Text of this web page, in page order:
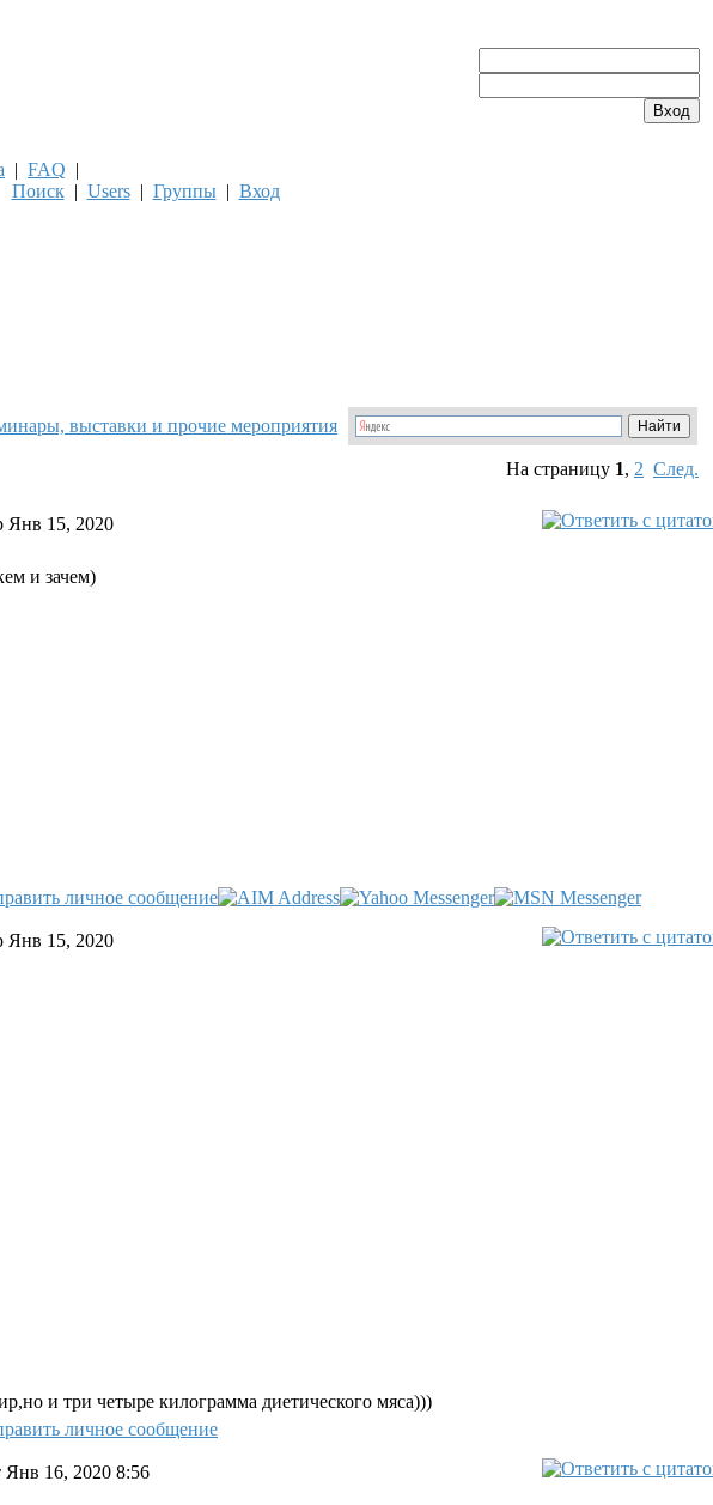
| FAQ |
Поиск| Users| Группы| Вход
выставки и прочие мероприятия
На страницу 1, 2 След.
Янв 15, 2020
и зачем)
Янв 15, 2020
и три четыре килограмма диетического мяса)))
Янв 16, 2020 8:56